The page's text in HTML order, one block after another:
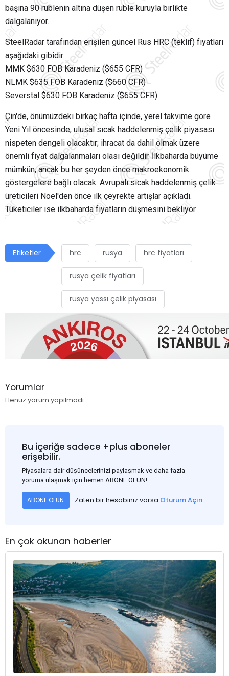
başına 90 rublenin altına düşen ruble kuruyla birlikte
dalgalanıyor.
SteelRadar tarafından erişilen güncel Rus HRC (teklif) fiyatları
aşağıdaki gibidir:
MMK $630 FOB Karadeniz ($655 CFR)
NLMK $635 FOB Karadeniz ($660 CFR)
Severstal $630 FOB Karadeniz ($655 CFR)
Çin'de, önümüzdeki birkaç hafta içinde, yerel takvime göre
Yeni Yıl öncesinde, ulusal sıcak haddelenmiş çelik piyasası
nispeten dengeli olacaktır; ihracat da dahil olmak üzere
önemli fiyat dalgalanmaları olası değildir. İlkbaharda büyüme
mümkün, ancak bu her şeyden önce makroekonomik
göstergelere bağlı olacak. Avrupalı sıcak haddelenmiş çelik
üreticileri Noel'den önce ilk çeyrekte artışlar açıkladı.
Tüketiciler ise ilkbaharda fiyatların düşmesini bekliyor.
Etiketler hrc rusya hrc fiyatları
rusya çelik fiyatları
rusya yassı çelik piyasası
Yorumlar
Henüz yorum yapılmadı
Bu içeriğe sadece +plus aboneler
erişebilir.
Piyasalara dair düşüncelerinizi paylaşmak ve daha fazla
yoruma ulaşmak için hemen ABONE OLUN!
ABONE OLUN Zaten bir hesabınız varsa Oturum Açın
En çok okunan haberler